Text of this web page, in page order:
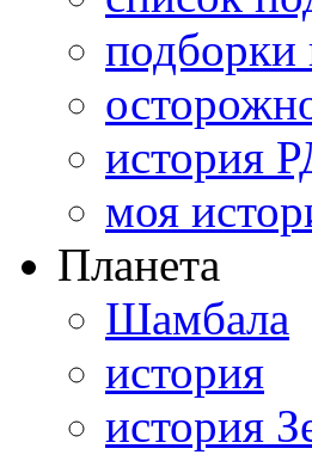
история
моя
Планета
Шамбала
история
история